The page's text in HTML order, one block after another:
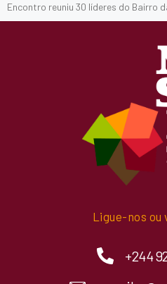
Encontro reuniu 30 líderes do Bairro
Ligue-nos ou
+244